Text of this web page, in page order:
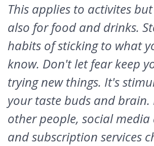
This applies to activites
also for food and drinks.
habits of sticking to what
know. Don't let fear keep
trying new things. It's
your taste buds and
other people, social
and subscription services